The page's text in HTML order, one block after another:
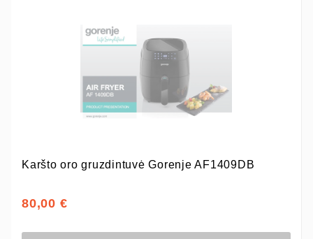
Karšto oro gruzdintuvė Gorenje AF1409DB
80,00 €